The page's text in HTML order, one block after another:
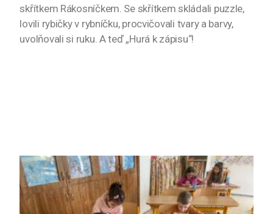
skřítkem Rákosníčkem. Se skřítkem skládali puzzle,
lovili rybičky v rybníčku, procvičovali tvary a barvy,
uvolňovali si ruku. A teď „Hurá k zápisu“!